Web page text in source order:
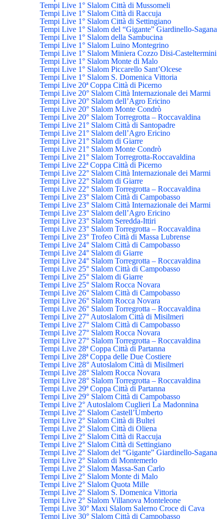
Tempi Live 1° Slalom Città di Mussomeli
Tempi Live 1° Slalom Città di Raccuja
Tempi Live 1° Slalom Città di Settingiano
Tempi Live 1° Slalom del “Gigante” Giardinello-Sagana
Tempi Live 1° Slalom della Sambucina
Tempi Live 1° Slalom Luino Montegrino
Tempi Live 1° Slalom Miniera Cozzo Disi-Casteltermini
Tempi Live 1° Slalom Monte di Malo
Tempi Live 1° Slalom Piccarello Sant’Olcese
Tempi Live 1° Slalom S. Domenica Vittoria
Tempi Live 20ª Coppa Città di Picerno
Tempi Live 20° Slalom Città Internazionale dei Marmi
Tempi Live 20° Slalom dell’Agro Ericino
Tempi Live 20° Slalom Monte Condrò
Tempi Live 20° Slalom Torregrotta – Roccavaldina
Tempi Live 21° Slalom Città di Santopadre
Tempi Live 21° Slalom dell’Agro Ericino
Tempi Live 21° Slalom di Giarre
Tempi Live 21° Slalom Monte Condrò
Tempi Live 21° Slalom Torregrotta-Roccavaldina
Tempi Live 22ª Coppa Città di Picerno
Tempi Live 22° Slalom Città Internazionale dei Marmi
Tempi Live 22° Slalom di Giarre
Tempi Live 22° Slalom Torregrotta – Roccavaldina
Tempi Live 23° Slalom Città di Campobasso
Tempi Live 23° Slalom Città Internazionale dei Marmi
Tempi Live 23° Slalom dell’Agro Ericino
Tempi Live 23° Slalom Seredda-Ittiri
Tempi Live 23° Slalom Torregrotta – Roccavaldina
Tempi Live 23° Trofeo Città di Massa Lubrense
Tempi Live 24° Slalom Città di Campobasso
Tempi Live 24° Slalom di Giarre
Tempi Live 24° Slalom Torregrotta – Roccavaldina
Tempi Live 25° Slalom Città di Campobasso
Tempi Live 25° Slalom di Giarre
Tempi Live 25° Slalom Rocca Novara
Tempi Live 26° Slalom Città di Campobasso
Tempi Live 26° Slalom Rocca Novara
Tempi Live 26° Slalom Torregrotta – Roccavaldina
Tempi Live 27° Autoslalom Città di Misilmeri
Tempi Live 27° Slalom Città di Campobasso
Tempi Live 27° Slalom Rocca Novara
Tempi Live 27° Slalom Torregrotta – Roccavaldina
Tempi Live 28ª Coppa Città di Partanna
Tempi Live 28ª Coppa delle Due Costiere
Tempi Live 28° Autoslalom Città di Misilmeri
Tempi Live 28° Slalom Rocca Novara
Tempi Live 28° Slalom Torregrotta – Roccavaldina
Tempi Live 29ª Coppa Città di Partanna
Tempi Live 29° Slalom Città di Campobasso
Tempi Live 2° Autoslalom Cuglieri La Madonnina
Tempi Live 2° Slalom Castell’Umberto
Tempi Live 2° Slalom Città di Bultei
Tempi Live 2° Slalom Città di Oliena
Tempi Live 2° Slalom Città di Raccuja
Tempi Live 2° Slalom Città di Settingiano
Tempi Live 2° Slalom del “Gigante” Giardinello-Sagana
Tempi Live 2° Slalom di Montemerlo
Tempi Live 2° Slalom Massa-San Carlo
Tempi Live 2° Slalom Monte di Malo
Tempi Live 2° Slalom Quota Mille
Tempi Live 2° Slalom S. Domenica Vittoria
Tempi Live 2° Slalom Villanova Monteleone
Tempi Live 30° Maxi Slalom Salerno Croce di Cava
Tempi Live 30° Slalom Città di Campobasso